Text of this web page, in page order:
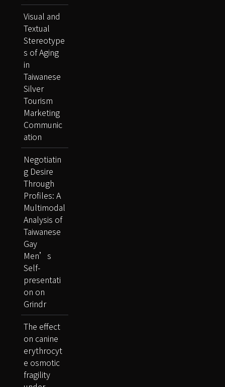
Visual and
Textual
Stereotype
s of Aging
in
Taiwanese
Silver
Tourism
Marketing
Communic
ation
Negotiatin
g Desire
Through
Profiles: A
Multimodal
Analysis of
Taiwanese
Gay
Men’s
Self-
presentati
on on
Grindr
The effect
on canine
erythrocyt
e osmotic
fragility